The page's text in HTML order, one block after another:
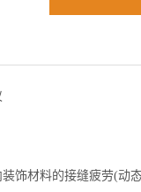
饰材料的接缝疲劳(动